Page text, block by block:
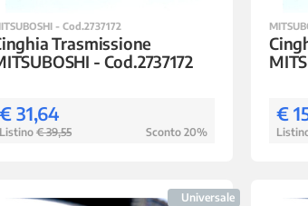
- Cod.2737172
Trasmissione
- Cod.2737172
31,64
€ 39,55 Sconto 20%
€
Universale